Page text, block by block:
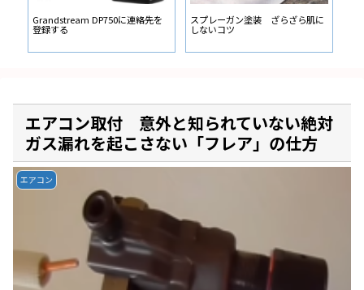
Grandstream DP750に連絡先を
登録する
スプレーガン塗装 ざらざら肌に
しないコツ
エアコン取付 意外と知られていない絶対
ガス漏れを起こさない「フレア」の仕方
エアコン